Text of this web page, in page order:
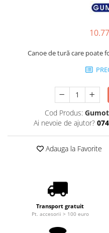
Veste de salvare
Pagăi canoe și SUP
Padele de tură și de mare
Padele de ape repezi
Second hand
Jachete impermeabile
Costume uscate
Haine thermo și protecție UV
Canoe de tură care poate
Cod Produs:
Ai nevoie de ajutor?
Adauga la Favorite
Transport gratuit
Pt. accesorii > 100 euro